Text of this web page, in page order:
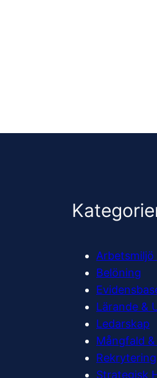
Arbetsmiljö
Belöning
Lärande &
Ledarskap
Mångfald
Rekrytering
Strategisk